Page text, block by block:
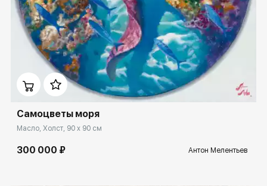
Домен: rakovgallery.ru
Самоцветы моря
Масло, Холст, 90 x 90 см
300 000 ₽ Антон Мелентьев